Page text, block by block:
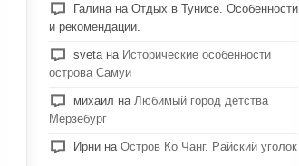
Галина на Отдых в Тунисе. Особенности
и рекомендации.
sveta на Исторические особенности
острова Самуи
михаил на Любимый город детства
Мерзебург
Ирни на Остров Ко Чанг. Райский уголок